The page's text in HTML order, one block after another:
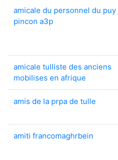
amicale du personnel du puy
pincon a3p
amicale tulliste des anciens
mobilises en afrique
amis de la prpa de tulle
amiti francomaghrbein